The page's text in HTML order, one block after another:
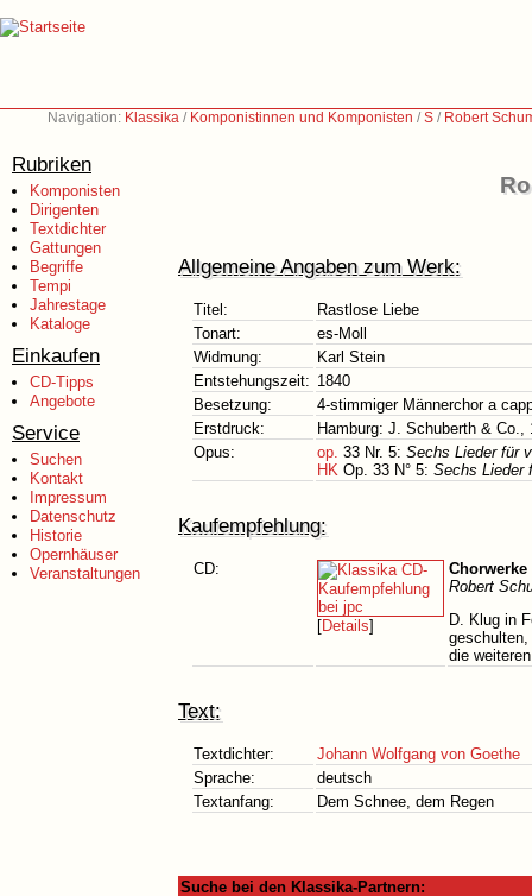
Navigation: Klassika / Komponistinnen und Komponisten /S / Robert
Rubriken
Komponisten
Dirigenten
Textdichter
Gattungen
Begriffe
Tempi
Jahrestage
Kataloge
Einkaufen
CD-Tipps
Angebote
Service
Suchen
Kontakt
Impressum
Datenschutz
Historie
Opernhäuser
Veranstaltungen
Allgemeine Angaben zum Werk:
Titel:
Rastlose Liebe
Tonart:
es-Moll
Widmung:
Karl Stein
Entstehungszeit: 1840
Besetzung:
4-stimmiger Männerchor a
Erstdruck:
Hamburg: J. Schuberth & Co.,
Opus:
op. 33 Nr. 5: Sechs Lieder für
HK Op. 33 N° 5: Sechs Lieder
Kaufempfehlung:
CD:
[Details]
Robert
D. Klug in
die
Text:
Textdichter:
Johann Wolfgang von Goethe
Sprache:
deutsch
Textanfang:
Dem Schnee, dem Regen
Suche bei den Klassika-Partnern: